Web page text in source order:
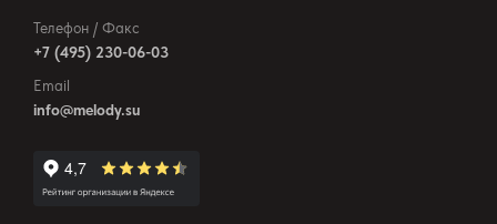
Телефон / Факс
+7 (495) 230-06-03
Email
info@melody.su